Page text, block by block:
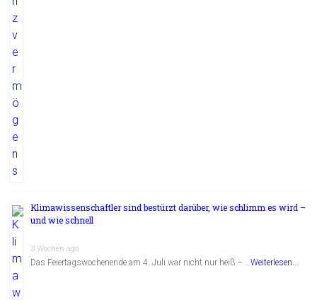
Klimawissenschaftler sind bestürzt darüber, wie schlimm es wird –
und wie schnell
3 Wochen ago
Das Feiertagswochenende am 4. Juli war nicht nur heiß – …Weiterlesen...